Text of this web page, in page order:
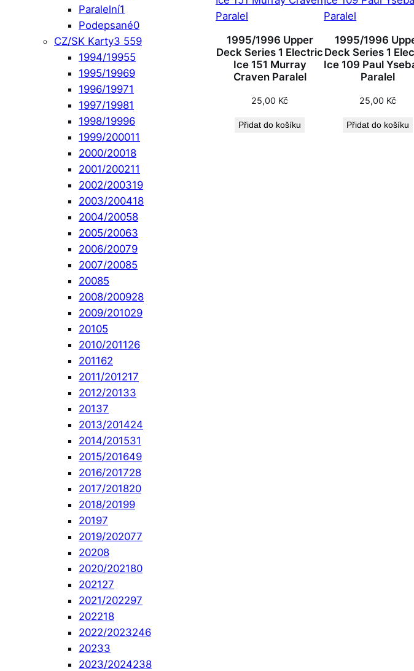
Paralelní1
Podepsané0
CZ/SK Karty3 559
1994/19955
1995/19969
1996/19971
1997/19981
1998/19996
1999/200011
2000/20018
2001/200211
2002/200319
2003/200418
2004/20058
2005/20063
2006/20079
2007/20085
20085
2008/200928
2009/201029
20105
2010/201126
201162
2011/201217
2012/20133
20137
2013/201424
2014/201531
2015/201649
2016/201728
2017/201820
2018/20199
20197
2019/202077
20208
2020/202180
202127
2021/202297
202218
2022/2023246
20233
2023/2024238
1995/1996 Upper
Deck Series 1 Electric
Ice 151 Murray
Craven Paralel
25,00 Kč
Přidat do košíku
1995/1996
Deck Series 1
Ice 109 Paul
Paralel
25,00 Kč
Přidat do košíku